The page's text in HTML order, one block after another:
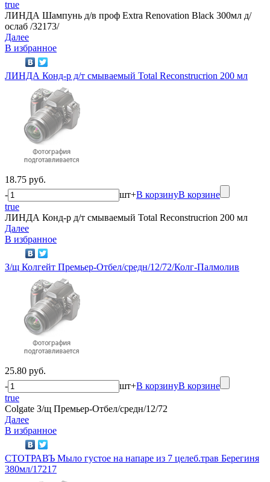
true
ЛИНДА Шампунь д/в проф Extra Renovation Black 300мл д/
ослаб /32173/
Далее
В избранное
ЛИНДА Конд-р д/т смываемый Total Reconstrucrion 200 мл
18.75 руб.
-
шт+В корзинуВ корзине
true
ЛИНДА Конд-р д/т смываемый Total Reconstrucrion 200 мл
Далее
В избранное
З/щ Колгейт Премьер-Отбел/средн/12/72/Колг-Палмолив
25.80 руб.
-
шт+В корзинуВ корзине
true
Colgate З/щ Премьер-Отбел/средн/12/72
Далее
В избранное
СТОТРАВЪ Мыло густое на напаре из 7 целеб.трав Берегиня
380мл/17217